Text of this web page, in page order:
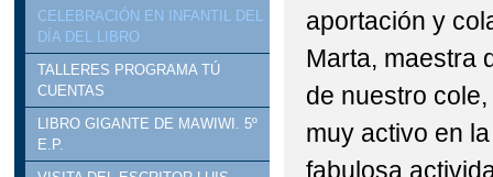
CELEBRACIÓN EN INFANTIL DEL
DÍA DEL LIBRO
TALLERES PROGRAMA TÚ
CUENTAS
LIBRO GIGANTE DE MAWIWI. 5º
E.P.
aportación y
Marta, maestra
de nuestro
muy activo en
fabulosa